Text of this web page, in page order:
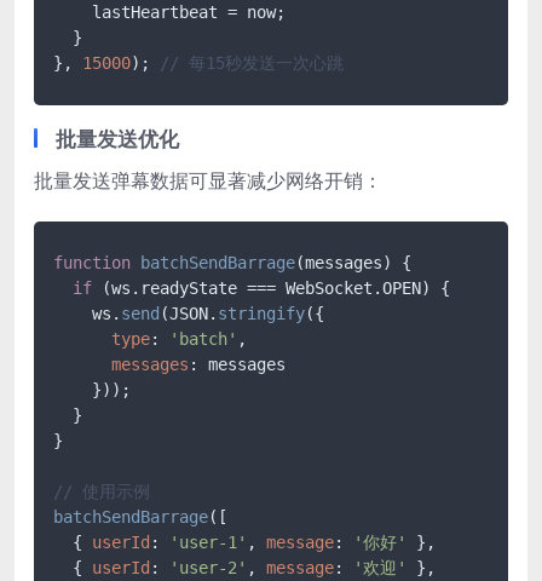
    lastHeartbeat = now;
  }
}, 15000); // 每15秒发送一次心跳
批量发送优化
批量发送弹幕数据可显著减少网络开销：
function batchSendBarrage(messages) {
if (ws.readyState === WebSocket.OPEN) {
    ws.
send (JSON. stringify({
type: 'batch' ,
messages : messages
    }));
  }
}
// 使用示例
batchSendBarrage([
  {
userId : 'user-1' , message: '你好'
},
  {
userId : 'user-2' , message: '欢迎'
},